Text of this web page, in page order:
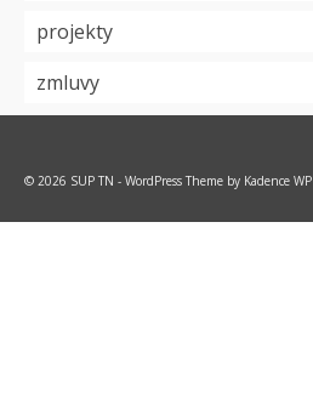
projekty
zmluvy
© 2026 SUP TN - WordPress Theme by Kadence WP